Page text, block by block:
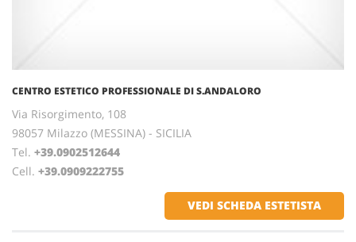
CENTRO ESTETICO PROFESSIONALE DI S.ANDALORO
Via Risorgimento, 108
98057 Milazzo (MESSINA) - SICILIA
Tel. +39.0902512644
Cell. +39.0909222755
VEDI SCHEDA ESTETISTA